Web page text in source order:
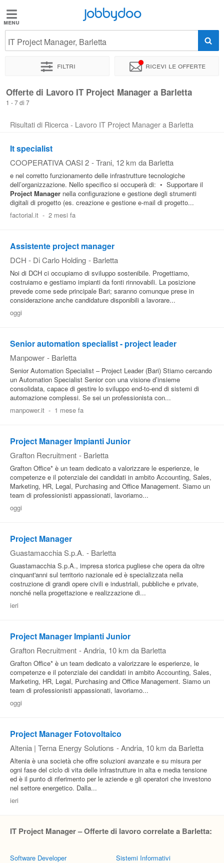
Jobbydoo
Offerte
Stipendi
professioni
Blog
Pubblica
Offerte
Area
Aziende
Jobbydoo
IT Project Manager, Barletta
Filtri Ricevi le offerte
Offerte di Lavoro IT Project Manager a Barletta
1 - 7 di 7
Risultati di Ricerca - Lavoro IT Project Manager a Barletta
It specialist
COOPERATIVA OASI 2 - Trani, 12 km da Barletta
e nel corretto funzionamento delle infrastrutture tecnologiche
dell’organizzazione. Nello specifico si occuperà di: • Supportare il
Project Manager nella configurazione e gestione degli strumenti
digitali di progetto (es. creazione e gestione e-mail di progetto...
factorial.it - 2 mesi fa
Assistente project manager
DCH - Di Carlo Holding - Barletta
Noi di DCH ci occupiamo di sviluppo sostenibile. Progettiamo,
costruiamo e gestiamo impianti da fonti rinnovabili. La posizione
prevede come sede principale Bari; saranno comunque prese in
considerazione anche candidature disponibili a lavorare...
oggi
Senior automation specialist - project leader
Manpower - Barletta
Senior Automation Specialist – Project Leader (Bari) Stiamo cercando
un Automation Specialist Senior con una visione d’insieme
consolidata, capace di gestire lo sviluppo end-to-end di sistemi di
automazione complessi. Se sei un professionista con...
manpower.it - 1 mese fa
Project Manager Impianti Junior
Grafton Recruitment - Barletta
Grafton Office* è un team dedicato a valorizzare le esperienze, le
competenze e il potenziale dei candidati in ambito Accounting, Sales,
Marketing, HR, Legal, Purchasing and Office Management. Siamo un
team di professionisti appassionati, lavoriamo...
oggi
Project Manager
Guastamacchia S.p.A. - Barletta
Guastamacchia S.p.A., impresa storica pugliese che opera da oltre
cinquant'anni sul territorio nazionale ed è specializzata nella
costruzione di grandi opere civili e industriali, pubbliche e private,
nonché nella progettazione e realizzazione di...
ieri
Project Manager Impianti Junior
Grafton Recruitment - Andria, 10 km da Barletta
Grafton Office* è un team dedicato a valorizzare le esperienze, le
competenze e il potenziale dei candidati in ambito Accounting, Sales,
Marketing, HR, Legal, Purchasing and Office Management. Siamo un
team di professionisti appassionati, lavoriamo...
oggi
Project Manager Fotovoltaico
Altenia | Terna Energy Solutions - Andria, 10 km da Barletta
Altenia è una società che offre soluzioni avanzate e su misura per
ogni fase del ciclo di vita delle infrastrutture in alta e media tensione
ed è il punto di riferimento per le aziende e gli operatori che investono
nel settore energetico. Dalla...
ieri
IT Project Manager – Offerte di lavoro correlate a Barletta:
Software Developer Sistemi Informativi